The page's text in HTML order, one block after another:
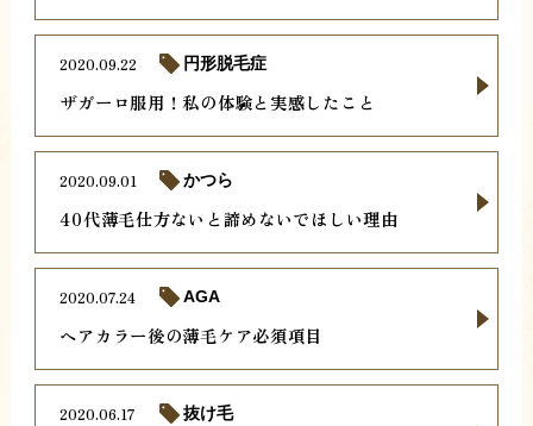
ザガーロ服用！私の体験と実感したこと
2020.09.22 円形脱毛症
40代薄毛仕方ないと諦めないでほしい理由
2020.09.01 かつら
ヘアカラー後の薄毛ケア必須項目
2020.07.24 AGA
2020.06.17 抜け毛